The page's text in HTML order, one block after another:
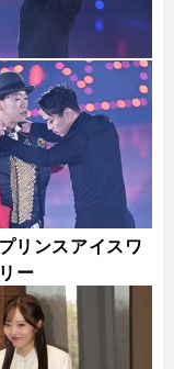
リンスアイスワ
ー